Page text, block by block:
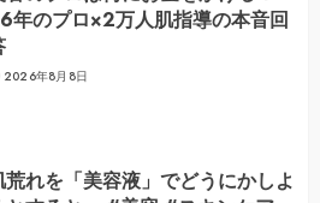
年のプロ×2万人肌指導の本音回
2026年8月8日
荒れを「美容液」でどうにかしよ